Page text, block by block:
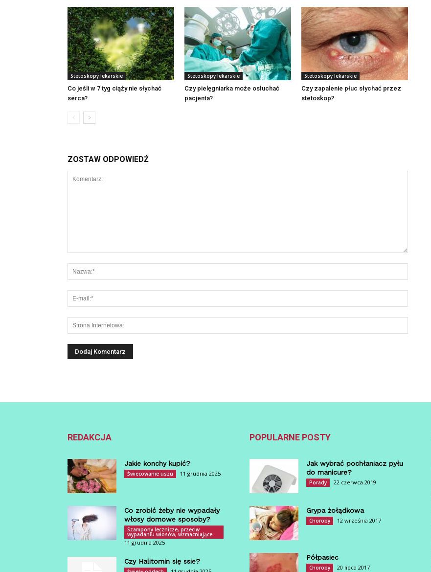
Stetoskopy lekarskie
Co jeśli w 7 tyg ciąży nie słychać
serca?
Stetoskopy lekarskie
Czy pielęgniarka może osłuchać
pacjenta?
Stetoskopy lekarskie
Czy zapalenie płuc słychać przez
stetoskop?
ZOSTAW ODPOWIEDŹ
REDAKCJA
Jakie konchy kupić?
Świecowanie uszu 11 grudnia 2025
Co zrobić żeby nie wypadały
włosy domowe sposoby?
Szampony lecznicze, przeciw
wypadaniu włosów, wzmacniające
11 grudnia 2025
Czy Halitomin się ssie?
POPULARNE POSTY
Jak wybrać pochłaniacz pyłu
do manicure?
Porady 22 czerwca 2019
Grypa żołądkowa
Choroby 12 września 2017
Półpasiec
Choroby 20 lipca 2017